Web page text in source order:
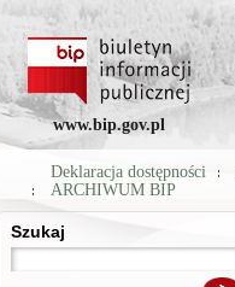
www.bip.gov.pl
Deklaracja dostępności
ARCHIWUM BIP
Szukaj
Szukaj